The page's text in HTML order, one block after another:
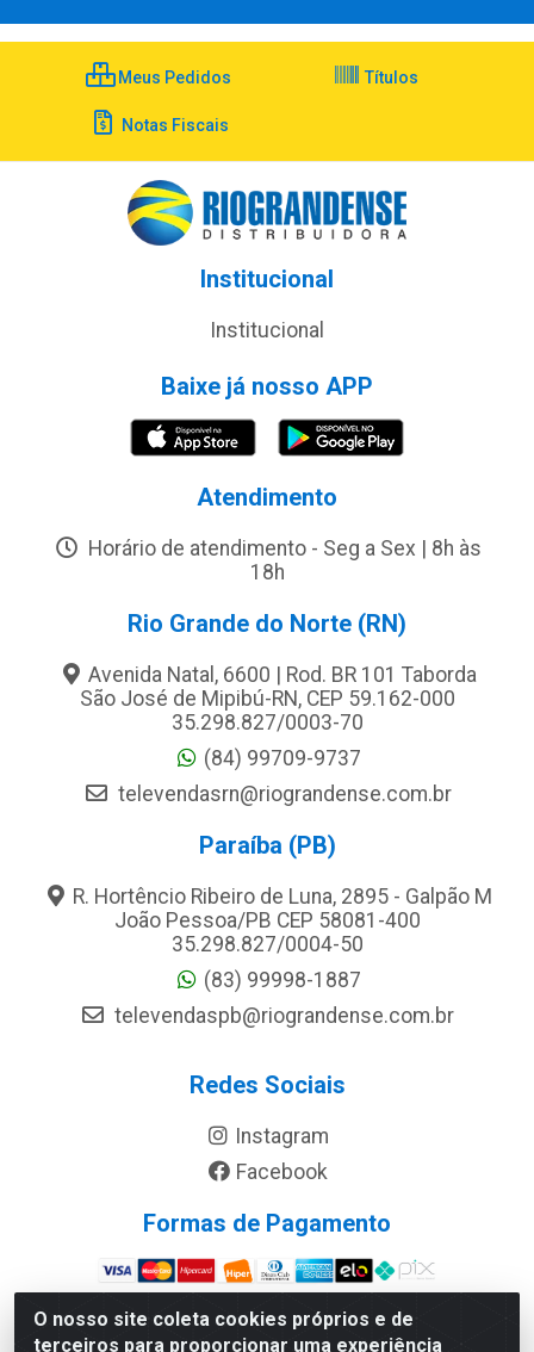
O nosso site coleta cookies próprios e de
terceiros para proporcionar uma experiência
Meus Pedidos Títulos
Notas Fiscais
Institucional
Institucional
Baixe já nosso APP
Atendimento
Horário de atendimento - Seg a Sex | 8h às
18h
Rio Grande do Norte (RN)
Avenida Natal, 6600 | Rod. BR 101 Taborda
São José de Mipibú-RN, CEP 59.162-000
35.298.827/0003-70
(84) 99709-9737
televendasrn@riograndense.com.br
Paraíba (PB)
R. Hortêncio Ribeiro de Luna, 2895 - Galpão M
João Pessoa/PB CEP 58081-400
35.298.827/0004-50
(83) 99998-1887
televendaspb@riograndense.com.br
Redes Sociais
Instagram
Facebook
Formas de Pagamento
Site Seguro